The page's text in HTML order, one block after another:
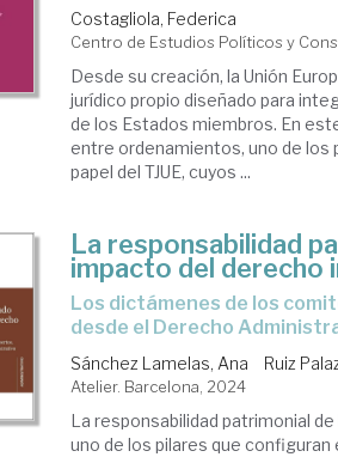
Costagliola, Federica
Centro de Estudios Políticos y
Desde su creación, la Unión
jurídico propio diseñado para
de los Estados miembros. En
entre ordenamientos, uno de los
papel del TJUE, cuyos ...
La responsabilidad
impacto del derecho
Los dictámenes de los comités de expertos. Un estudio
desde el Derecho
Sánchez Lamelas, Ana Ruiz
Atelier. Barcelona, 2024
La responsabilidad patrimonial
uno de los pilares que